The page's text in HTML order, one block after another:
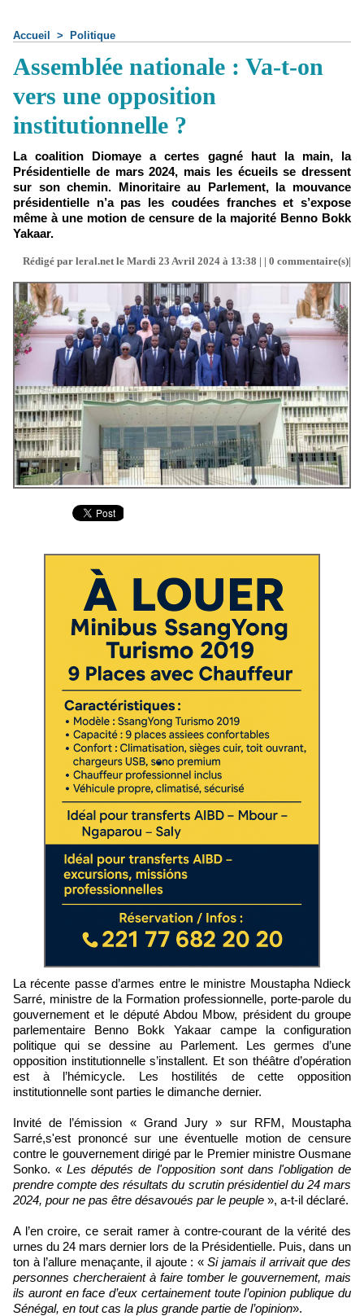
Accueil > Politique
Assemblée nationale : Va-t-on
vers une opposition
institutionnelle ?
La coalition Diomaye a certes gagné haut la main, la
Présidentielle de mars 2024, mais les écueils se dressent
sur son chemin. Minoritaire au Parlement, la mouvance
présidentielle n’a pas les coudées franches et s’expose
même à une motion de censure de la majorité Benno Bokk
Yakaar.
Rédigé par leral.net le Mardi 23 Avril 2024 à 13:38 | | 0 commentaire(s)|
La récente passe d’armes entre le ministre Moustapha Ndieck
Sarré, ministre de la Formation professionnelle, porte-parole du
gouvernement et le député Abdou Mbow, président du groupe
parlementaire Benno Bokk Yakaar campe la configuration
politique qui se dessine au Parlement. Les germes d’une
opposition institutionnelle s’installent. Et son théâtre d’opération
est à l’hémicycle. Les hostilités de cette opposition
institutionnelle sont parties le dimanche dernier.
Invité de l’émission « Grand Jury » sur RFM, Moustapha
Sarré,s'est prononcé sur une éventuelle motion de censure
contre le gouvernement dirigé par le Premier ministre Ousmane
Sonko. «Les députés de l'opposition sont dans l'obligation de
prendre compte des résultats du scrutin présidentiel du 24 mars
2024, pour ne pas être désavoués par le peuple », a-t-il déclaré.
A l’en croire, ce serait ramer à contre-courant de la vérité des
urnes du 24 mars dernier lors de la Présidentielle. Puis, dans un
ton à l’allure menaçante, il ajoute : «Si jamais il arrivait que des
personnes chercheraient à faire tomber le gouvernement, mais
ils auront en face d’eux certainement toute l’opinion publique du
Sénégal, en tout cas la plus grande partie de l’opinion».